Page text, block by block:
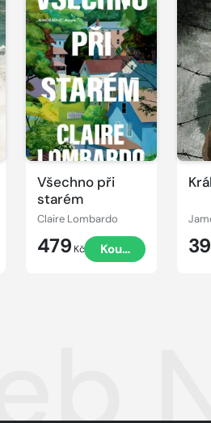
Všechno při
starém
Claire Lombardo
479 Kč Koupit